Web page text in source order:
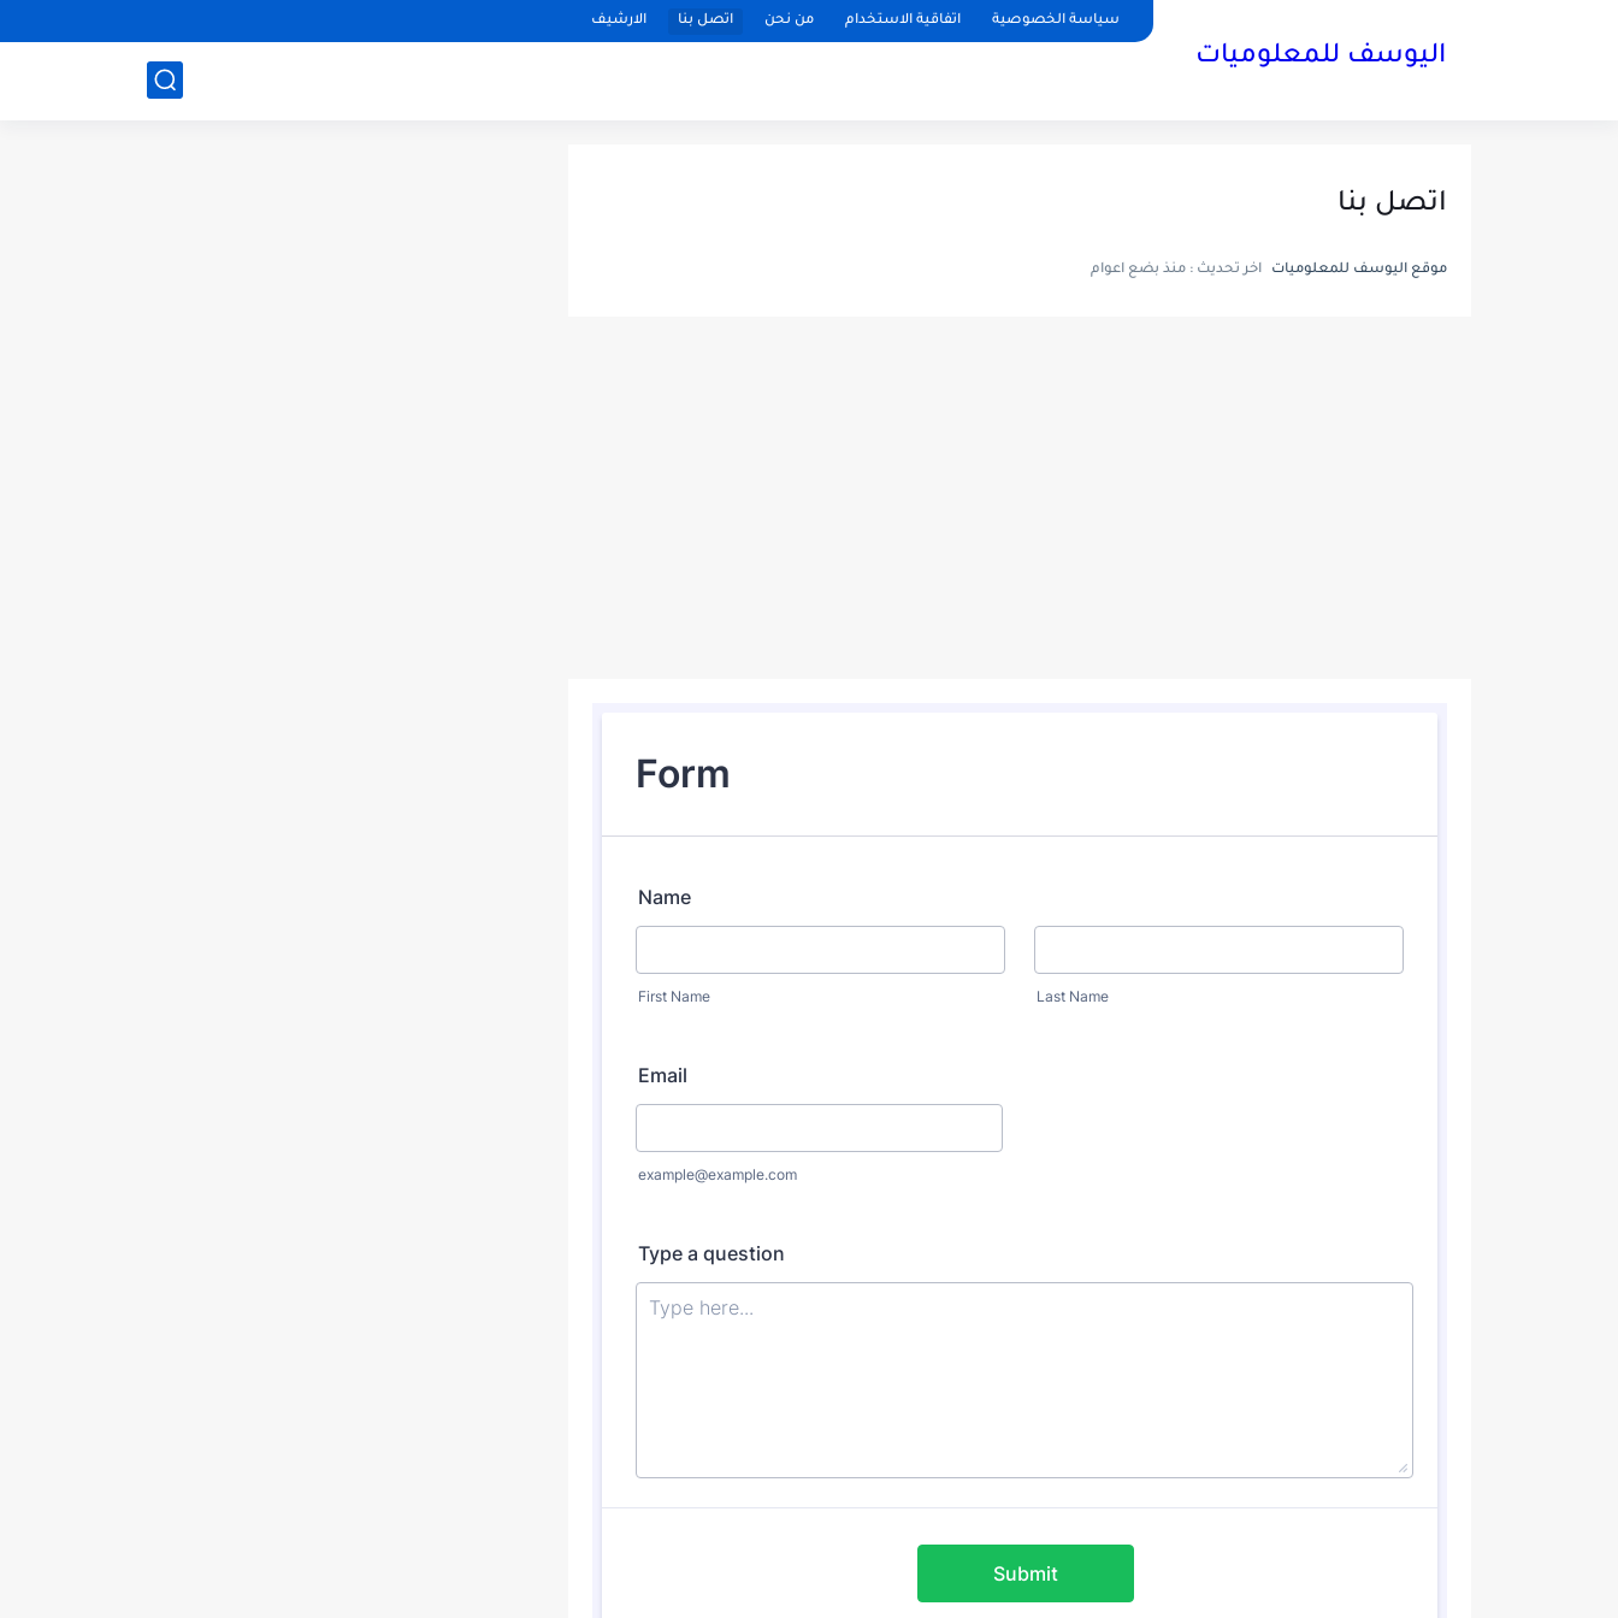
سياسة الخصوصية اتفاقية الاستخدام من نحن اتصل بنا الارشيف
اليوسف للمعلوميات
اتصل بنا
موقع اليوسف للمعلوميات اخر تحديث : منذ بضع اعوام